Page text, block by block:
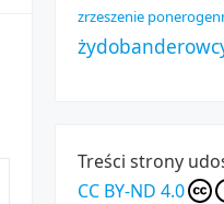
zrzeszenie
Treści strony
CC BY-ND 4.0